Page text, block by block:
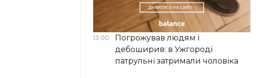
13:00
Погрожував людям і
дебоширив: в Ужгороді
патрульні затримали чоловіка